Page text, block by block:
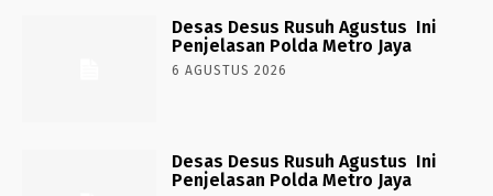
Desas Desus Rusuh Agustus Ini
Penjelasan Polda Metro Jaya
6 AGUSTUS 2026
Desas Desus Rusuh Agustus Ini
Penjelasan Polda Metro Jaya